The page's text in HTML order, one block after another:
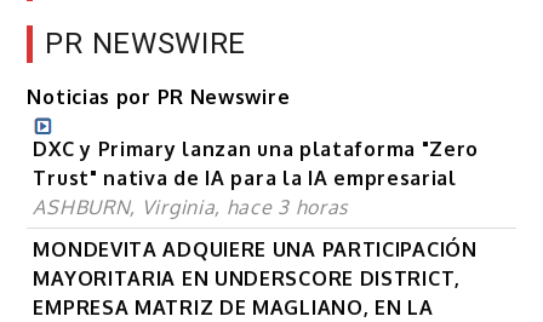
PR NEWSWIRE
Noticias por PR Newswire
DXC y Primary lanzan una plataforma "Zero
Trust" nativa de IA para la IA empresarial
ASHBURN, Virginia, hace 3 horas
MONDEVITA ADQUIERE UNA PARTICIPACIÓN
MAYORITARIA EN UNDERSCORE DISTRICT,
EMPRESA MATRIZ DE MAGLIANO, EN LA